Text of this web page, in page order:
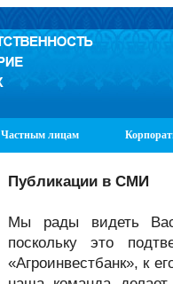
Частным лицам
Публикации в СМИ
Мы рады видеть
поскольку это
«Агроинвестбанк», к